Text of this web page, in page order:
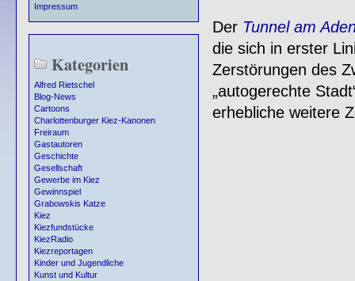
Impressum
Kategorien
Alfred Rietschel
Blog-News
Cartoons
Charlottenburger Kiez-Kanonen
Freiraum
Gastautoren
Geschichte
Gesellschaft
Gewerbe im Kiez
Gewinnspiel
Grabowskis Katze
Kiez
Kiezfundstücke
KiezRadio
Kiezreportagen
Kinder und Jugendliche
Kunst und Kultur
Der Tunnel am
die sich in erster
Zerstörungen des
„autogerechte
erhebliche weitere